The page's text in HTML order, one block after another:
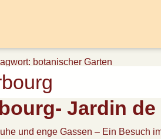
botanischer Garten
Jardin de
und enge Gassen – Ein Besuch